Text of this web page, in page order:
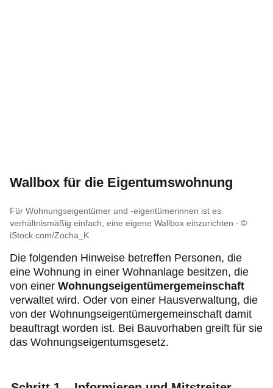
Wallbox für die Eigentumswohnung
Für Wohnungseigentümer und -eigentümerinnen ist es
verhältnismäßig einfach, eine eigene Wallbox einzurichten
©
iStock.com/Zocha_K
Die folgenden Hinweise betreffen Personen, die
eine Wohnung in einer Wohnanlage besitzen, die
von einer Wohnungseigentümergemeinschaft
verwaltet wird. Oder von einer Hausverwaltung, die
von der Wohnungseigentümergemeinschaft damit
beauftragt worden ist. Bei Bauvorhaben greift für sie
das Wohnungseigentumsgesetz.